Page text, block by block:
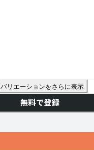
バリエーションをさらに表示
無料で登録